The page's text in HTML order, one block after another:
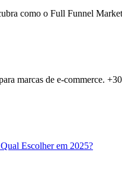
como o Full Funnel
marcas de e-commerce.
Escolher em 2025?